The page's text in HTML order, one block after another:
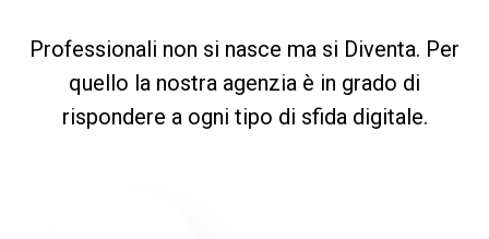
Professionali non si nasce ma si Diventa. Per
quello la nostra agenzia è in grado di
rispondere a ogni tipo di sfida digitale.